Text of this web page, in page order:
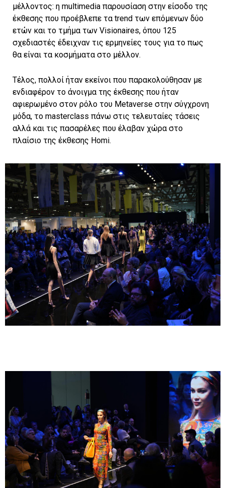
μέλλοντος: η multimedia παρουσίαση στην είσοδο της
έκθεσης που προέβλεπε τα trend των επόμενων δύο
ετών και το τμήμα των Visionaires, όπου 125
σχεδιαστές έδειχναν τις ερμηνείες τους για το πως
θα είναι τα κοσμήματα στο μέλλον.
Τέλος, πολλοί ήταν εκείνοι που παρακολούθησαν με
ενδιαφέρον το άνοιγμα της έκθεσης που ήταν
αφιερωμένο στον ρόλο του Metaverse στην σύγχρονη
μόδα, το masterclass πάνω στις τελευταίες τάσεις
αλλά και τις πασαρέλες που έλαβαν χώρα στο
πλαίσιο της έκθεσης Homi.